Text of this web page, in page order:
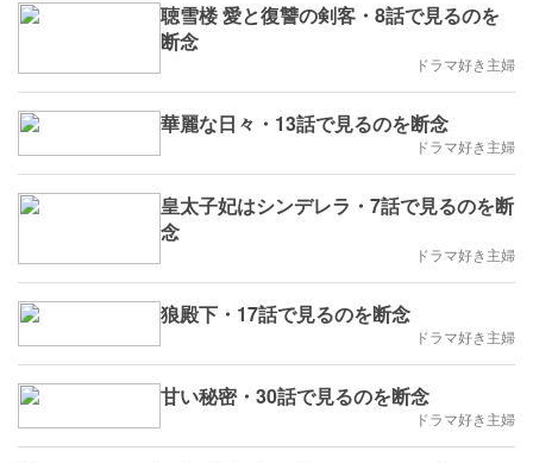
聴雪楼 愛と復讐の剣客・8話で見るのを
断念
ドラマ好き主婦
華麗な日々・13話で見るのを断念
ドラマ好き主婦
皇太子妃はシンデレラ・7話で見るのを断
念
ドラマ好き主婦
狼殿下・17話で見るのを断念
ドラマ好き主婦
甘い秘密・30話で見るのを断念
ドラマ好き主婦